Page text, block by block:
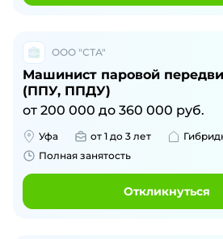
ООО "СТА"
Машинист паровой
(ППУ, ППДУ)
от 200 000 до 360 000 руб.
Уфа от 1 до 3 лет
Полная занятость
Откликнуться